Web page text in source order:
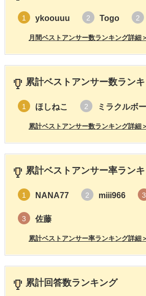
1 ykoouuu 2 Togo 2
月間ベストアンサー数ランキング詳細
累計ベストアンサー数ラン
1 ほしねこ 2 ミラクルボ
累計ベストアンサー数ランキング詳細
累計ベストアンサー率ラン
1 NANA77 2 miii966 3
3 佐藤
累計ベストアンサー率ランキング詳細
累計回答数ランキング